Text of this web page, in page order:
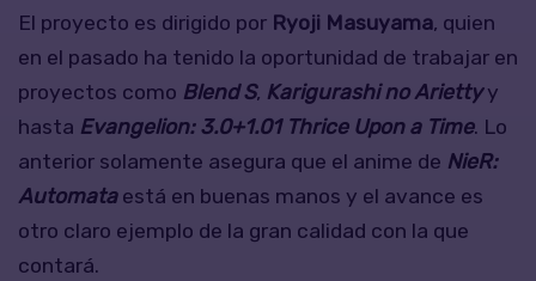
El proyecto es dirigido por Ryoji Masuyama, quien
en el pasado ha tenido la oportunidad de trabajar en
proyectos como Blend S, Karigurashi no Ariettyy
hasta Evangelion: 3.0+1.01 Thrice Upon a Time. Lo
anterior solamente asegura que el anime de NieR:
Automataestá en buenas manos y el avance es
otro claro ejemplo de la gran calidad con la que
contará.